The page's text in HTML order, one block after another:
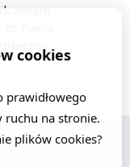
strony WWWAltstudio.pl
cookies
prawidłowego
ruchu na stronie.
plików cookies?